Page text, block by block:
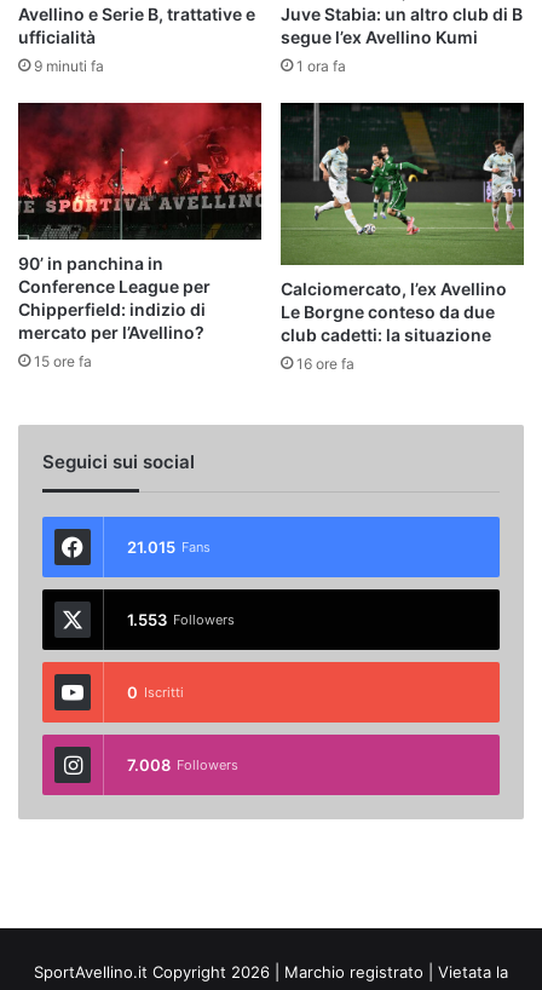
Avellino e Serie B, trattative e
ufficialità
9 minuti fa
Juve Stabia: un altro club di B
segue l’ex Avellino Kumi
1 ora fa
90’ in panchina in
Conference League per
Chipperfield: indizio di
mercato per l’Avellino?
15 ore fa
Calciomercato, l’ex Avellino
Le Borgne conteso da due
club cadetti: la situazione
16 ore fa
Seguici sui social
21.015 Fans
1.553 Followers
0 Iscritti
7.008 Followers
SportAvellino.it Copyright 2026 | Marchio registrato | Vietata la